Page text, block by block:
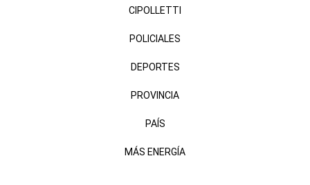
CIPOLLETTI
POLICIALES
DEPORTES
PROVINCIA
PAÍS
MÁS ENERGÍA